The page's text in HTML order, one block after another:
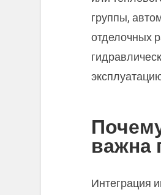
группы,
отделочных
важна
Интеграция